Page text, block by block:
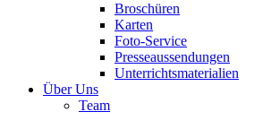
Broschüren
Karten
Foto-Service
Presseaussendungen
Unterrichtsmaterialien
Über Uns
Team